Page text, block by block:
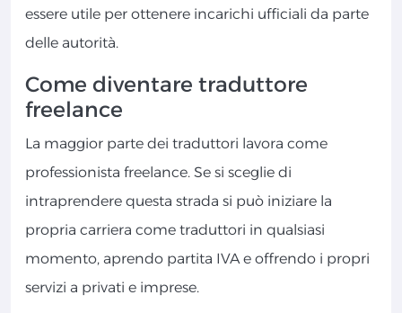
essere utile per ottenere incarichi ufficiali da parte
delle autorità.
Come diventare traduttore
freelance
La maggior parte dei traduttori lavora come
professionista freelance. Se si sceglie di
intraprendere questa strada si può iniziare la
propria carriera come traduttori in qualsiasi
momento, aprendo partita IVA e offrendo i propri
servizi a privati e imprese.